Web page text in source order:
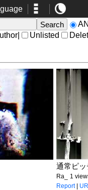
Unlisted
通常ピ
Ra_
1
Report|